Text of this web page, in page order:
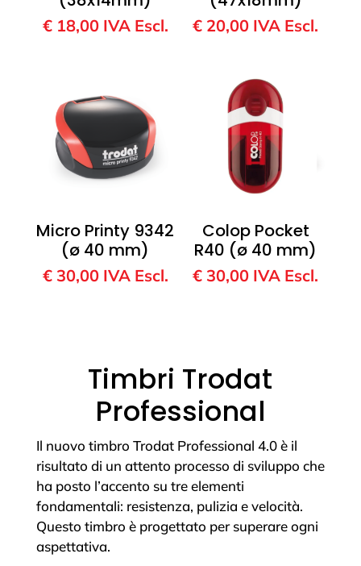
€18,00 IVA Escl. € 20,00 IVA Escl.
Micro Printy 9342
(ø 40 mm)
€30,00 IVA Escl.
Colop Pocket
R40 (ø 40 mm)
€ 30,00 IVA Escl.
Timbri Trodat
Professional
Il nuovo timbro Trodat Professional 4.0 è il
risultato di un attento processo di sviluppo che
ha posto l’accento su tre elementi
fondamentali: resistenza, pulizia e velocità.
Questo timbro è progettato per superare ogni
aspettativa.